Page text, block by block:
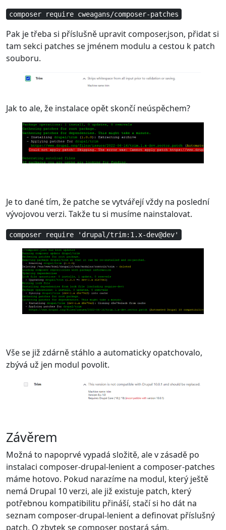
composer require cweagans/composer-patches
Pak je třeba si příslušně upravit composer.json, přidat si
tam sekci patches se jménem modulu a cestou k patch
souboru.
Jak to ale, že instalace opět skončí neúspěchem?
Je to dané tím, že patche se vytvářejí vždy na poslední
vývojovou verzi. Takže tu si musíme nainstalovat.
composer require 'drupal/trim:1.x-dev@dev'
Vše se již zdárně stáhlo a automaticky opatchovalo,
zbývá už jen modul povolit.
Závěrem
Možná to napoprvé vypadá složitě, ale v zásadě po
instalaci composer-drupal-lenient a composer-patches
máme hotovo. Pokud narazíme na modul, který ještě
nemá Drupal 10 verzi, ale již existuje patch, který
potřebnou kompatibilitu přináší, stačí si ho dát na
seznam composer-drupal-lenient a definovat příslušný
patch. O zbytek se composer postará sám.